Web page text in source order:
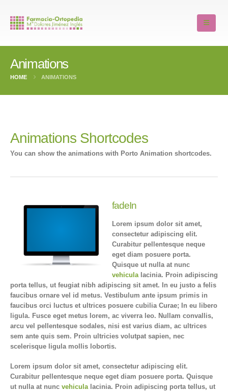
Animations
HOME ANIMATIONS
Animations Shortcodes
You can show the animations with Porto Animation shortcodes.
fadeIn
Lorem ipsum dolor sit amet,
consectetur adipiscing elit.
Curabitur pellentesque neque
eget diam posuere porta.
Quisque ut nulla at nunc
vehiculalacinia. Proin adipiscing
porta tellus, ut feugiat nibh adipiscing sit amet. In eu justo a felis
faucibus ornare vel id metus. Vestibulum ante ipsum primis in
faucibus orci luctus et ultrices posuere cubilia Curae; In eu libero
ligula. Fusce eget metus lorem, ac viverra leo. Nullam convallis,
arcu vel pellentesque sodales, nisi est varius diam, ac ultrices
sem ante quis sem. Proin ultricies volutpat sapien, nec
scelerisque ligula mollis lobortis.
Lorem ipsum dolor sit amet, consectetur adipiscing elit.
Curabitur pellentesque neque eget diam posuere porta. Quisque
ut nulla at nunc vehicula lacinia. Proin adipiscing porta tellus, ut